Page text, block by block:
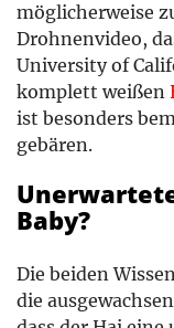
möglicherweise
Drohnenvideo,
University of
komplett weißen
ist besonders
gebären.
Baby?
Die beiden
die